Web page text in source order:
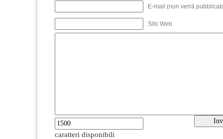
E-mail (non verrà
Sito Web
caratteri disponibili